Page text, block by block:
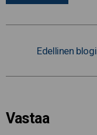
Edellinen blogi
Vastaa